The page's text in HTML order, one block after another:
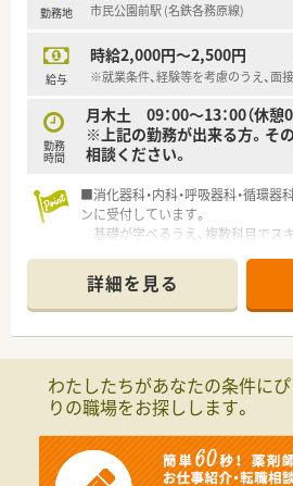
現場が孤立するようなことがあり
・・＊ こんな方にオススメ ＊・・
経験が浅くても問題ございません！
勤務地 市民公園前駅 (名鉄各務原線)
給与
時給2,000円～2,500円
※就業条件、経験等を考慮のうえ、面接
勤務
時間
月木土 09：00～13：00（休憩
※上記の勤務が出来る方。そ
相談ください。
■消化器科・内科・呼吸器科・循環
ンに受付しています。
基礎が学べるうえ、複数科目でス
■調剤ブランクのある方も歓迎！
OJTにてしっかり学べますので、
す。
■市民公園前駅 (名鉄各務原線)より
詳細を見る
わたしたちがあなたの条件に
りの職場をお探しします。